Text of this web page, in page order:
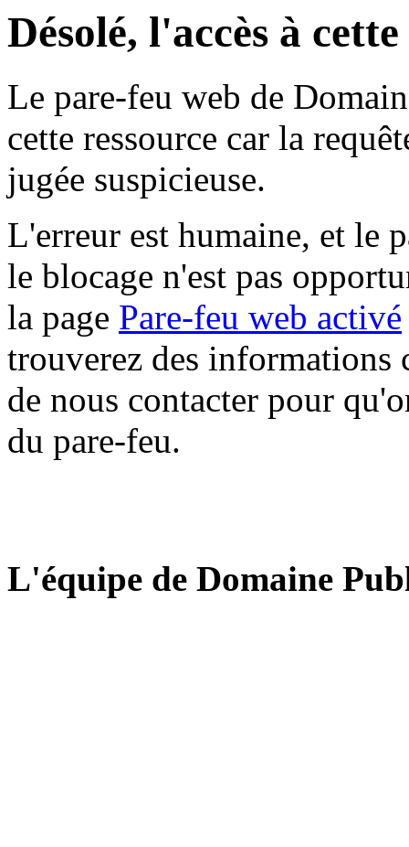
Désolé, l'accès à
Le pare-feu web de
cette ressource car la
jugée suspicieuse.
L'erreur est humaine, et le
le blocage n'est pas
la page Pare-feu web activé
trouverez des informations
de nous contacter pour
du pare-feu.
L'équipe de Domaine